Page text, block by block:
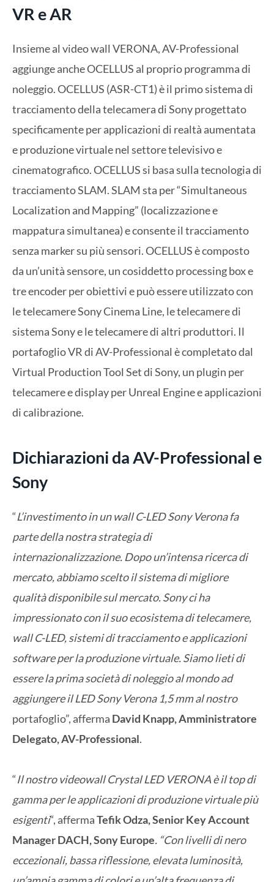
VR e AR
Insieme al video wall VERONA, AV-Professional
aggiunge anche OCELLUS al proprio programma di
noleggio. OCELLUS (ASR-CT1) è il primo sistema di
tracciamento della telecamera di Sony progettato
specificamente per applicazioni di realtà aumentata
e produzione virtuale nel settore televisivo e
cinematografico. OCELLUS si basa sulla tecnologia di
tracciamento SLAM. SLAM sta per “Simultaneous
Localization and Mapping” (localizzazione e
mappatura simultanea) e consente il tracciamento
senza marker su più sensori. OCELLUS è composto
da un’unità sensore, un cosiddetto processing box e
tre encoder per obiettivi e può essere utilizzato con
le telecamere Sony Cinema Line, le telecamere di
sistema Sony e le telecamere di altri produttori. Il
portafoglio VR di AV-Professional è completato dal
Virtual Production Tool Set di Sony, un plugin per
telecamere e display per Unreal Engine e applicazioni
di calibrazione.
Dichiarazioni da AV-Professional e
Sony
“L’investimento in un wall C-LED Sony Verona fa
parte della nostra strategia di
internazionalizzazione. Dopo un’intensa ricerca di
mercato, abbiamo scelto il sistema di migliore
qualità disponibile sul mercato. Sony ci ha
impressionato con il suo ecosistema di telecamere,
wall C-LED, sistemi di tracciamento e applicazioni
software per la produzione virtuale. Siamo lieti di
essere la prima società di noleggio al mondo ad
aggiungere il LED Sony Verona 1,5 mm al nostro
portafoglio”, afferma David Knapp, Amministratore
Delegato, AV-Professional.
“Il nostro videowall Crystal LED VERONA è il top di
gamma per le applicazioni di produzione virtuale più
esigenti“, affermaTefik Odza, Senior Key Account
Manager DACH, Sony Europe. “Con livelli di nero
eccezionali, bassa riflessione, elevata luminosità,